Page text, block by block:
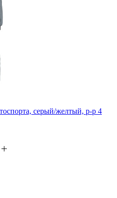
серый/желтый, р-р 4